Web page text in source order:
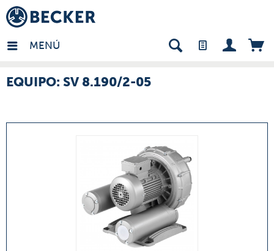
MENÚ
- ES
EQUIPO: SV 8.190/2-05